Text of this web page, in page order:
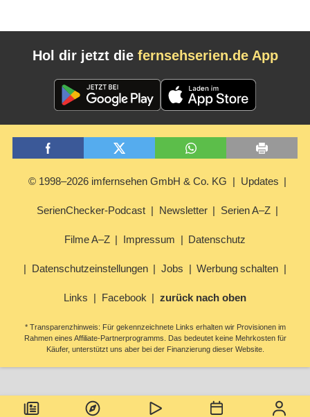
Hol dir jetzt die fernsehserien.de App
© 1998–2026 imfernsehen GmbH & Co. KG Updates
SerienChecker-Podcast Newsletter Serien A–Z
Filme A–Z Impressum Datenschutz
Datenschutzeinstellungen Jobs Werbung schalten
Links Facebook zurück nach oben
* Transparenzhinweis: Für gekennzeichnete Links erhalten wir Provisionen im
Rahmen eines Affiliate-Partnerprogramms. Das bedeutet keine Mehrkosten für
Käufer, unterstützt uns aber bei der Finanzierung dieser Website.